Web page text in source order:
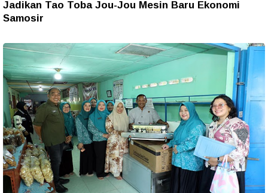
Jadikan Tao Toba Jou-Jou Mesin Baru Ekonomi
Samosir